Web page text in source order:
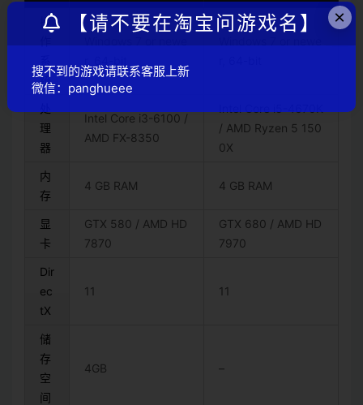
操
统
理
器
Intel Core i3-6100 /
AMD FX-8350
/ AMD Ryzen 5 150
0X
内
存
4 GB RAM 4 GB RAM
显
卡
GTX 580 / AMD HD
7870
GTX 680 / AMD HD
7970
Dir
ec
tX
11 11
储
存
空
间
4GB –
×
【请不要在淘宝问游戏名】
搜不到的游戏请联系客服上新
微信：panghueee